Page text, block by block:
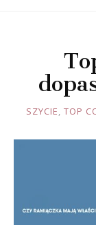
JOULE
SZYCIE, TOP